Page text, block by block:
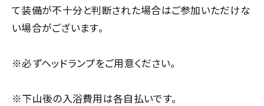
て装備が不十分と判断された場合はご参加いただけな
い場合がございます。
※必ずヘッドランプをご用意ください。
※下山後の入浴費用は各自払いです。